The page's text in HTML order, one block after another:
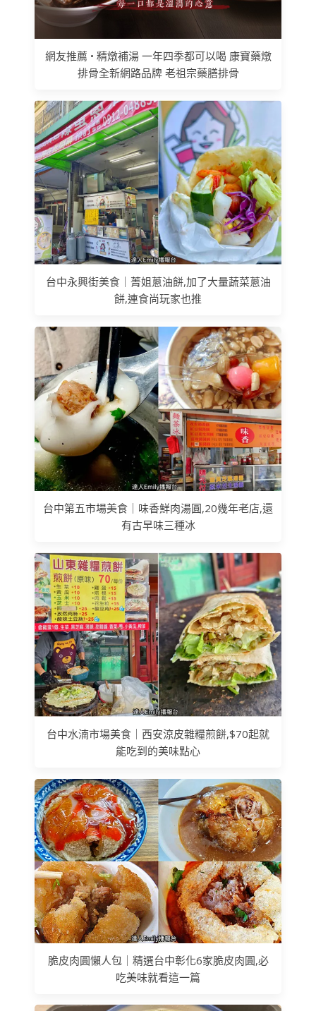
網友推薦 • 精燉補湯 一年四季都可以喝 康寶藥燉
排骨全新網路品牌 老祖宗藥膳排骨
台中永興街美食｜菁姐蔥油餅,加了大量蔬菜蔥油
餅,連食尚玩家也推
台中第五市場美食｜味香鮮肉湯圓,20幾年老店,還
有古早味三種冰
台中水湳市場美食｜西安涼皮雜糧煎餅,$70起就
能吃到的美味點心
脆皮肉圓懶人包｜精選台中彰化6家脆皮肉圓,必
吃美味就看這一篇